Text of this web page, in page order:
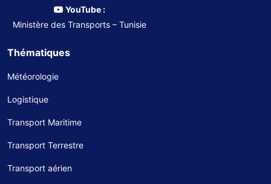
YouTube :
Ministère des Transports – Tunisie
Thématiques
Météorologie
Logistique
Transport Maritime
Transport Terrestre
Transport aérien